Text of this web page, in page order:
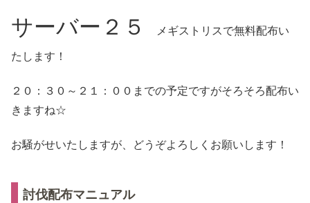
サーバー２５ メギストリスで無料配布い
たします！
２０：３０～２１：００までの予定ですがそろそろ配布い
きますね☆
お騒がせいたしますが、どうぞよろしくお願いします！
討伐配布マニュアル